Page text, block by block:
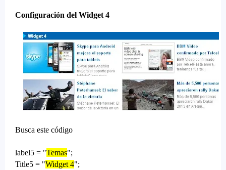
Configuración del Widget 4
Busca este código
label5 = "Temas";
Title5 = "Widget 4";